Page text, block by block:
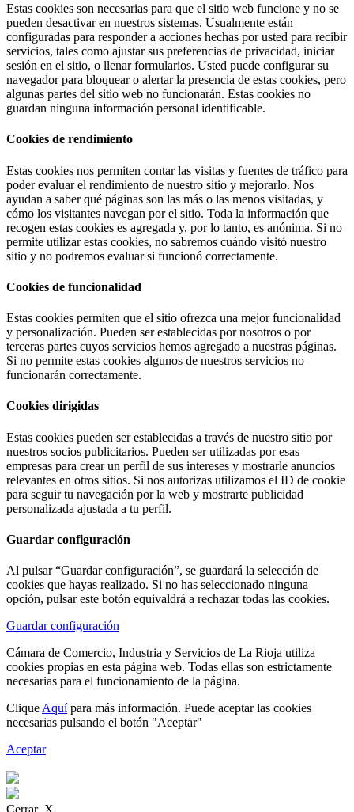
Estas cookies son necesarias para que el sitio web funcione y no se
pueden desactivar en nuestros sistemas. Usualmente están
configuradas para responder a acciones hechas por usted para recibir
servicios, tales como ajustar sus preferencias de privacidad, iniciar
sesión en el sitio, o llenar formularios. Usted puede configurar su
navegador para bloquear o alertar la presencia de estas cookies, pero
algunas partes del sitio web no funcionarán. Estas cookies no
guardan ninguna información personal identificable.
Cookies de rendimiento
Estas cookies nos permiten contar las visitas y fuentes de tráfico para
poder evaluar el rendimiento de nuestro sitio y mejorarlo. Nos
ayudan a saber qué páginas son las más o las menos visitadas, y
cómo los visitantes navegan por el sitio. Toda la información que
recogen estas cookies es agregada y, por lo tanto, es anónima. Si no
permite utilizar estas cookies, no sabremos cuándo visitó nuestro
sitio y no podremos evaluar si funcionó correctamente.
Cookies de funcionalidad
Estas cookies permiten que el sitio ofrezca una mejor funcionalidad
y personalización. Pueden ser establecidas por nosotros o por
terceras partes cuyos servicios hemos agregado a nuestras páginas.
Si no permite estas cookies algunos de nuestros servicios no
funcionarán correctamente.
Cookies dirigidas
Estas cookies pueden ser establecidas a través de nuestro sitio por
nuestros socios publicitarios. Pueden ser utilizadas por esas
empresas para crear un perfil de sus intereses y mostrarle anuncios
relevantes en otros sitios. Si nos autorizas utilizamos el ID de cookie
para seguir tu navegación por la web y mostrarte publicidad
personalizada ajustada a tu perfil.
Guardar configuración
Al pulsar “Guardar configuración”, se guardará la selección de
cookies que hayas realizado. Si no has seleccionado ninguna
opción, pulsar este botón equivaldrá a rechazar todas las cookies.
Guardar configuración
Cámara de Comercio, Industria y Servicios de La Rioja utiliza
cookies propias en esta página web. Todas ellas son estrictamente
necesarias para el funcionamiento de la página.
Clique Aquípara más información. Puede aceptar las cookies
necesarias pulsando el botón "Aceptar"
Aceptar
Cerrar X